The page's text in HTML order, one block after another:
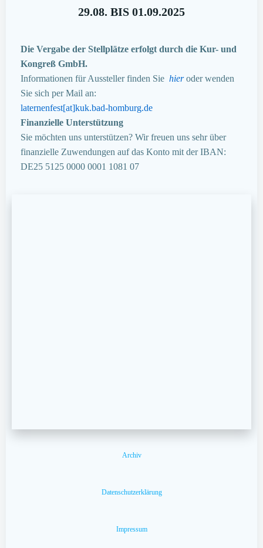
29.08. BIS 01.09.2025
Die Vergabe der Stellplätze erfolgt durch die Kur- und
Kongreß GmbH.
Informationen für Aussteller finden Sie hieroder wenden
Sie sich per Mail an:
laternenfest[at]kuk.bad-homburg.de
Finanzielle Unterstützung
Sie möchten uns unterstützen? Wir freuen uns sehr über
finanzielle Zuwendungen auf das Konto mit der IBAN:
DE25 5125 0000 0001 1081 07
Archiv
Datenschutzerklärung
Impressum